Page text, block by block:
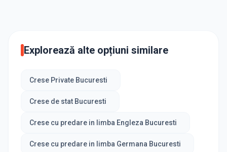
Explorează alte opțiuni similare
Crese Private Bucuresti
Crese de stat Bucuresti
Crese cu predare in limba Engleza Bucuresti
Crese cu predare in limba Germana Bucuresti